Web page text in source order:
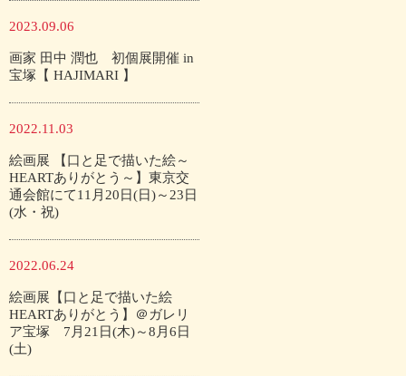
2023.09.06
画家 田中 潤也 初個展開催 in
宝塚【 HAJIMARI 】
2022.11.03
絵画展 【口と足で描いた絵～
HEARTありがとう～】東京交
通会館にて11月20日(日)～23日
(水・祝)
2022.06.24
絵画展【口と足で描いた絵
HEARTありがとう】＠ガレリ
ア宝塚 7月21日(木)～8月6日
(土)